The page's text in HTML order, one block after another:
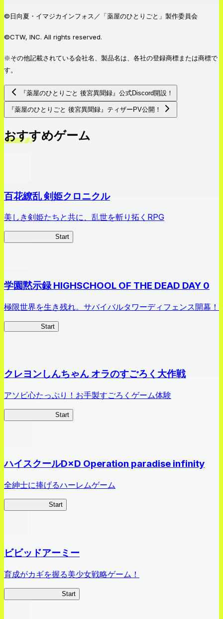
©日向夏・イマジカインフォス／「薬屋のひとりごと」製作委員会
©CTW, INC. All rights reserved.
※その他記載されている会社名、製品名は、各社の登録商標または商標で
す。
『薬屋のひとりごと 後宮異聞録』公式Discord開設！
『薬屋のひとりごと 後宮異聞録』ティザーPV公開！
おすすめゲーム
百花繚乱 剣姫クロニクル
美しき剣姫たちと共に、乱世を斬り拓くRPG
Start
学園黙示録 HIGHSCHOOL OF THE DEAD DAY 0
極限世界を生き残れ。サバイバルタワーディフェンス開幕！
Start
クレヨンしんちゃん オラのすごろく大作戦
アソビ心たっぷり！お手製すごろくゲーム体験
Start
ハイスクールD×D Operation paradise infinity
全紳士に捧げるハーレムゲーム
Start
ビビッドアーミー
育成がカギを握る美少女戦略ゲーム！
Start